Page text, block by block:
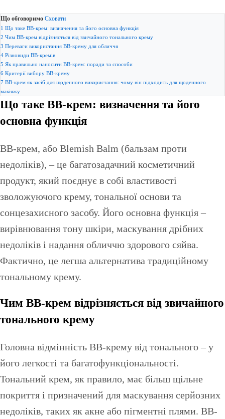
Що обговоримо Сховати
1 Що таке BB-крем: визначення та його основна функція
2 Чим BB-крем відрізняється від звичайного тонального крему
3 Переваги використання BB-крему для обличчя
4 Різновиди BB-кремів
5 Як правильно наносити BB-крем: поради та способи
6 Критерії вибору BB-крему
7 BB-крем як засіб для щоденного використання: чому він підходить для щоденного
макіяжу
Що таке BB-крем: визначення та його
основна функція
BB-крем, або Blemish Balm (бальзам проти
недоліків), – це багатозадачний косметичний
продукт, який поєднує в собі властивості
зволожуючого крему, тональної основи та
сонцезахисного засобу. Його основна функція –
вирівнювання тону шкіри, маскування дрібних
недоліків і надання обличчю здорового сяйва.
Фактично, це легша альтернатива традиційному
тональному крему.
Чим BB-крем відрізняється від звичайного
тонального крему
Головна відмінність BB-крему від тонального – у
його легкості та багатофункціональності.
Тональний крем, як правило, має більш щільне
покриття і призначений для маскування серйозних
недоліків, таких як акне або пігментні плями. BB-